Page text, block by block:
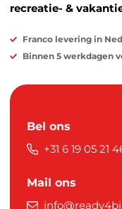
recreatie- &
Franco levering in
Binnen 5 werkdagen
Bel ons
+31 6 19 05 21
Mail ons